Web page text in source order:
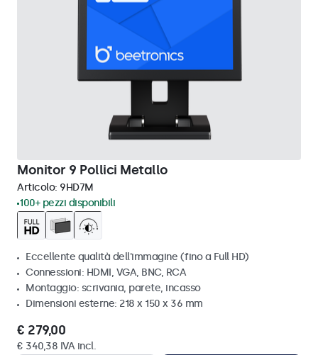
Monitor 9 Pollici Metallo
Articolo: 9HD7M
100+ pezzi disponibili
Eccellente qualità dell'immagine (fino a Full HD)
Connessioni: HDMI, VGA, BNC, RCA
Montaggio: scrivania, parete, incasso
Dimensioni esterne: 218 x 150 x 36 mm
€ 279,00
€ 340,38 IVA incl.